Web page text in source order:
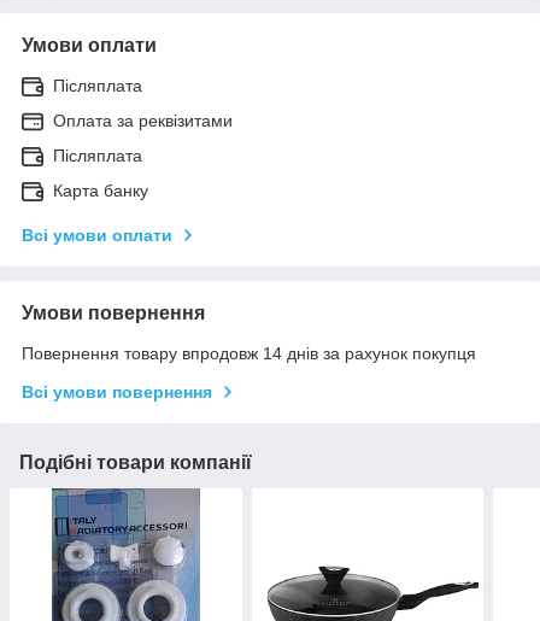
Умови оплати
Післяплата
Оплата за реквізитами
Післяплата
Карта банку
Всі умови оплати
Умови повернення
Повернення товару впродовж 14 днів за рахунок покупця
Всі умови повернення
Подібні товари компанії